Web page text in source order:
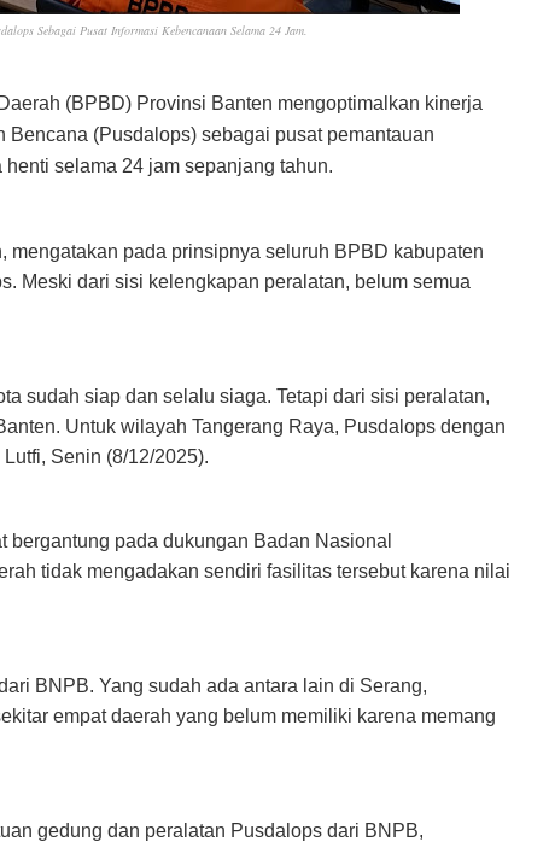
Sebagai Pusat Informasi Kebencanaan Selama 24 Jam.
(BPBD) Provinsi Banten mengoptimalkan kinerja
(Pusdalops) sebagai pusat pemantauan
selama 24 jam sepanjang tahun.
pada prinsipnya seluruh BPBD kabupaten
Meski dari sisi kelengkapan peralatan, belum semua
sudah siap dan selalu siaga. Tetapi dari sisi peralatan,
Untuk wilayah Tangerang Raya, Pusdalops dengan
Senin (8/12/2025).
bergantung pada dukungan Badan Nasional
tidak mengadakan sendiri fasilitas tersebut karena nilai
BNPB. Yang sudah ada antara lain di Serang,
empat daerah yang belum memiliki karena memang
gedung dan peralatan Pusdalops dari BNPB,